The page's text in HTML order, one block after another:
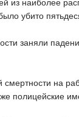
из наиболее
убито
заняли
на
полицейские